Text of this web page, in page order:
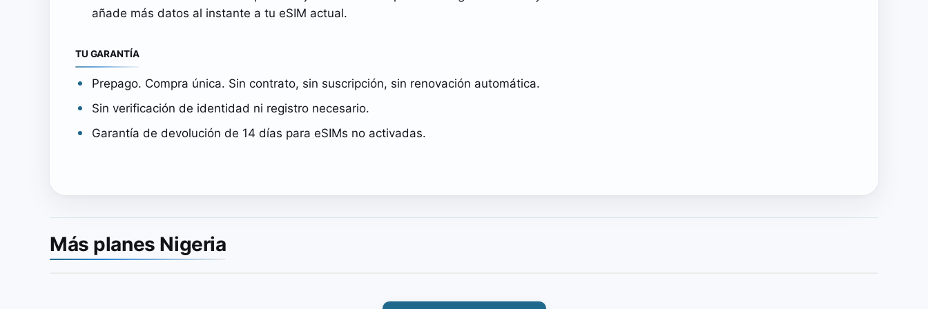
añade más datos al instante a tu eSIM actual.
TU GARANTÍA
Prepago. Compra única. Sin contrato, sin suscripción, sin renovación automática.
Sin verificación de identidad ni registro necesario.
Garantía de devolución de 14 días para eSIMs no activadas.
Más planes Nigeria